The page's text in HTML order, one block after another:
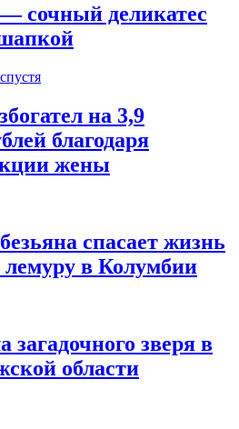
сочный деликатес
на 3,9
благодаря
жены
спасает жизнь
в Колумбии
загадочного зверя в
области